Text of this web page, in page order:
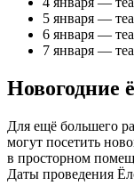
5 января —
6 января —
7 января —
Новогодние
Для ещё большего
могут посетить
в просторном
Даты проведения